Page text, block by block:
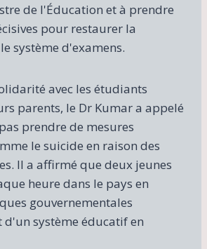
de l'Éducation et à prendre
pour restaurer la
système d'examens.
avec les étudiants
parents, le Dr Kumar a appelé
prendre de mesures
le suicide en raison des
Il a affirmé que deux jeunes
heure dans le pays en
gouvernementales
d'un système éducatif en